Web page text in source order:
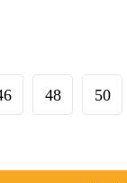
48 50